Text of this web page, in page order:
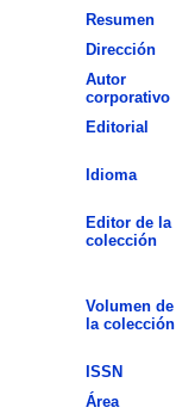
Resumen
Dirección
Autor
corporativo
Editorial
Idioma
Editor de la
colección
Volumen de
la colección
ISSN
Área